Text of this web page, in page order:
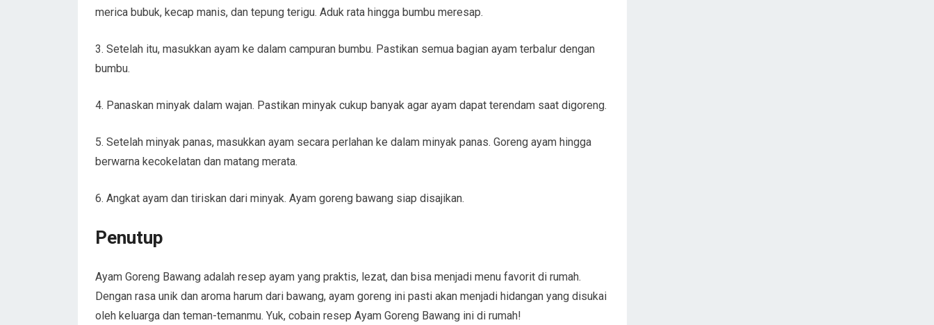
merica bubuk, kecap manis, dan tepung terigu. Aduk rata hingga bumbu meresap.
3. Setelah itu, masukkan ayam ke dalam campuran bumbu. Pastikan semua bagian ayam terbalur dengan
bumbu.
4. Panaskan minyak dalam wajan. Pastikan minyak cukup banyak agar ayam dapat terendam saat digoreng.
5. Setelah minyak panas, masukkan ayam secara perlahan ke dalam minyak panas. Goreng ayam hingga
berwarna kecokelatan dan matang merata.
6. Angkat ayam dan tiriskan dari minyak. Ayam goreng bawang siap disajikan.
Penutup
Ayam Goreng Bawang adalah resep ayam yang praktis, lezat, dan bisa menjadi menu favorit di rumah.
Dengan rasa unik dan aroma harum dari bawang, ayam goreng ini pasti akan menjadi hidangan yang disukai
oleh keluarga dan teman-temanmu. Yuk, cobain resep Ayam Goreng Bawang ini di rumah!